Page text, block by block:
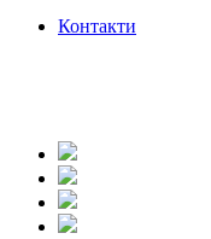
Контакти